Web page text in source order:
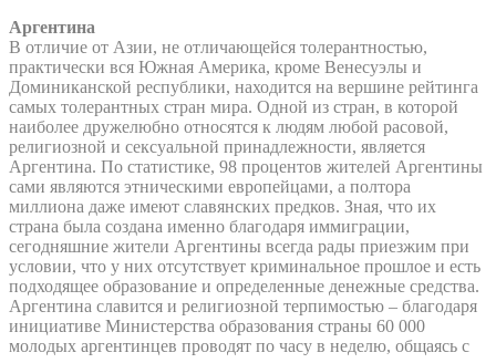
Аргентина
В отличие от Азии, не отличающейся толерантностью,
практически вся Южная Америка, кроме Венесуэлы и
Доминиканской республики, находится на вершине рейтинга
самых толерантных стран мира. Одной из стран, в которой
наиболее дружелюбно относятся к людям любой расовой,
религиозной и сексуальной принадлежности, является
Аргентина. По статистике, 98 процентов жителей Аргентины
сами являются этническими европейцами, а полтора
миллиона даже имеют славянских предков. Зная, что их
страна была создана именно благодаря иммиграции,
сегодняшние жители Аргентины всегда рады приезжим при
условии, что у них отсутствует криминальное прошлое и есть
подходящее образование и определенные денежные средства.
Аргентина славится и религиозной терпимостью – благодаря
инициативе Министерства образования страны 60 000
молодых аргентинцев проводят по часу в неделю, общаясь с